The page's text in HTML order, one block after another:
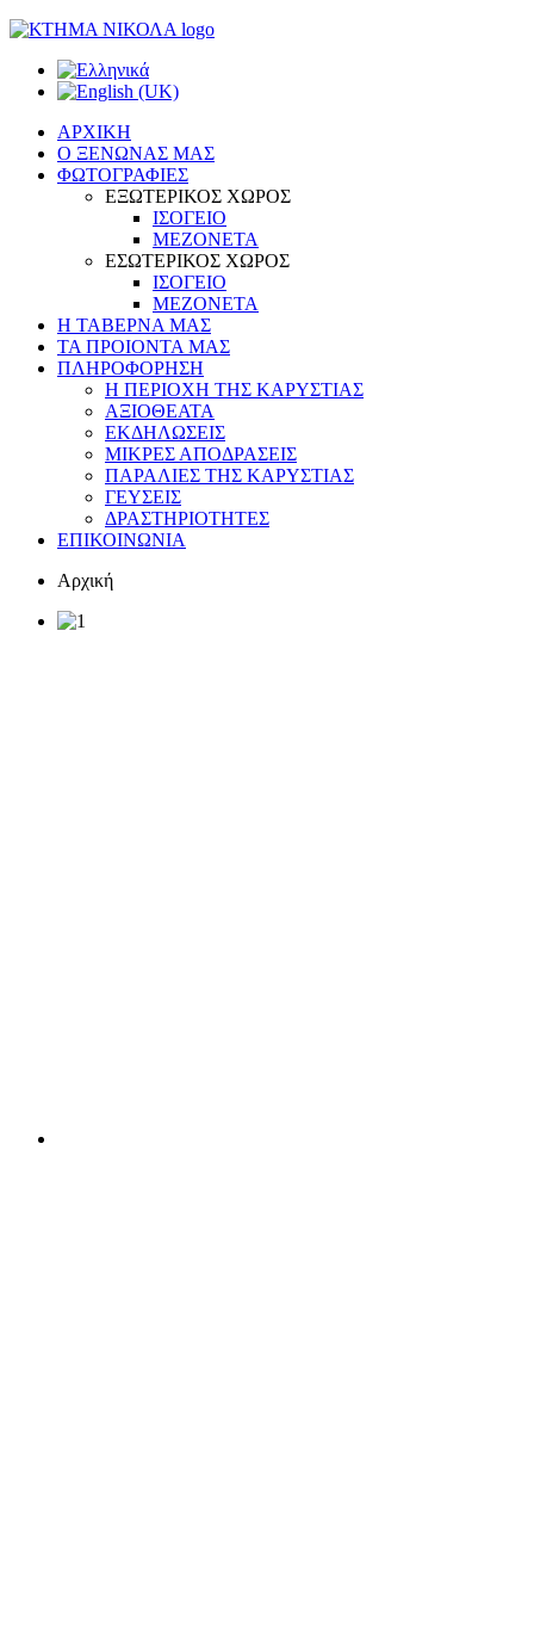
ΑΡΧΙΚΗ
Ο ΞΕΝΩΝΑΣ ΜΑΣ
ΦΩΤΟΓΡΑΦΙΕΣ
ΕΞΩΤΕΡΙΚΟΣ ΧΩΡΟΣ
ΙΣΟΓΕΙΟ
ΜΕΖΟΝΕΤΑ
ΕΣΩΤΕΡΙΚΟΣ ΧΩΡΟΣ
ΙΣΟΓΕΙΟ
ΜΕΖΟΝΕΤΑ
Η ΤΑΒΕΡΝΑ ΜΑΣ
ΤΑ ΠΡΟΙΟΝΤΑ ΜΑΣ
ΠΛΗΡΟΦΟΡΗΣΗ
Η ΠΕΡΙΟΧΗ ΤΗΣ ΚΑΡΥΣΤΙΑΣ
ΑΞΙΟΘΕΑΤΑ
ΕΚΔΗΛΩΣΕΙΣ
ΜΙΚΡΕΣ ΑΠΟΔΡΑΣΕΙΣ
ΠΑΡΑΛΙΕΣ ΤΗΣ ΚΑΡΥΣΤΙΑΣ
ΓΕΥΣΕΙΣ
ΔΡΑΣΤΗΡΙΟΤΗΤΕΣ
ΕΠΙΚΟΙΝΩΝΙΑ
Αρχική